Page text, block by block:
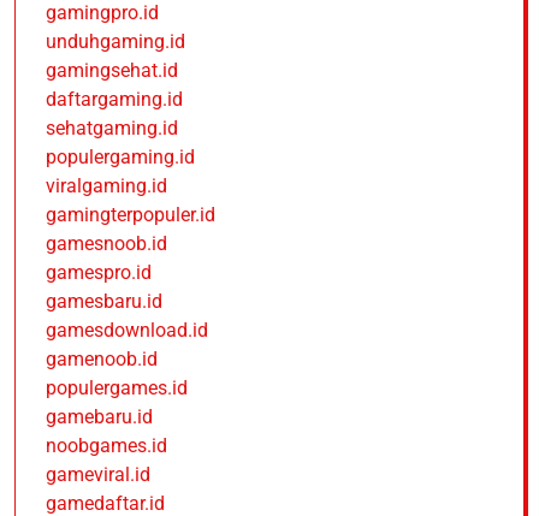
gamingpro.id
unduhgaming.id
gamingsehat.id
daftargaming.id
sehatgaming.id
populergaming.id
viralgaming.id
gamingterpopuler.id
gamesnoob.id
gamespro.id
gamesbaru.id
gamesdownload.id
gamenoob.id
populergames.id
gamebaru.id
noobgames.id
gameviral.id
gamedaftar.id